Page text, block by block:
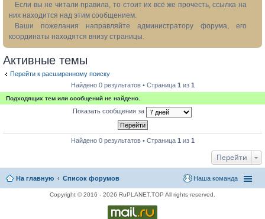
Если вы не читали правила, то стоит их всё же прочесть, ссылка на
них находится над этим сообщением.
Ваши пожелания направляйте администратору форума, его
координаты находятся внизу страницы.
Активные темы
Перейти к расширенному поиску
Найдено 0 результатов • Страница 1 из 1
Подходящих тем или сообщений не найдено.
Показать сообщения за
Найдено 0 результатов • Страница 1 из 1
Перейти
На главную Список форумов Наша команда
Copyright © 2016 - 2026 RuPLANET.TOP All rights reserved.